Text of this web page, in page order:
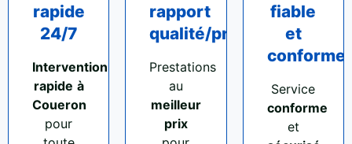
rapide
24/7
Intervention
rapide à
Coueron
pour
rapport
qualité/prix
Prestations
au
meilleur
prix
fiable
et
conforme
Service
conforme
et